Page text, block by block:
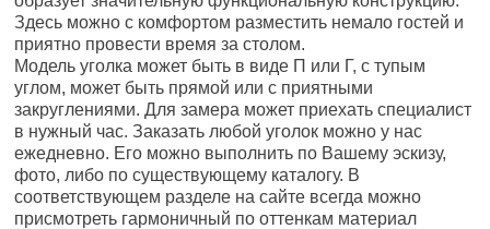
Здесь можно с комфортом разместить немало гостей и
приятно провести время за столом.
Модель уголка может быть в виде П или Г, с тупым
углом, может быть прямой или с приятными
закруглениями. Для замера может приехать специалист
в нужный час. Заказать любой уголок можно у нас
ежедневно. Его можно выполнить по Вашему эскизу,
фото, либо по существующему каталогу. В
соответствующем разделе на сайте всегда можно
присмотреть гармоничный по оттенкам материал